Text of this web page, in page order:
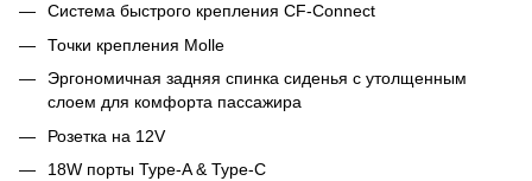
Система быстрого крепления CF-Connect
Точки крепления Molle
Эргономичная задняя спинка сиденья с утолщенным
слоем для комфорта пассажира
Розетка на 12V
18W порты Type-A & Type-C